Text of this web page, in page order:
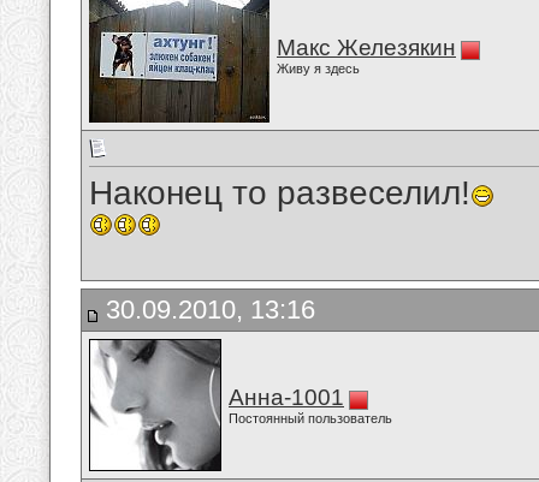
Макс Железякин
Живу я здесь
Наконец то развеселил!
30.09.2010, 13:16
Анна-1001
Постоянный пользователь